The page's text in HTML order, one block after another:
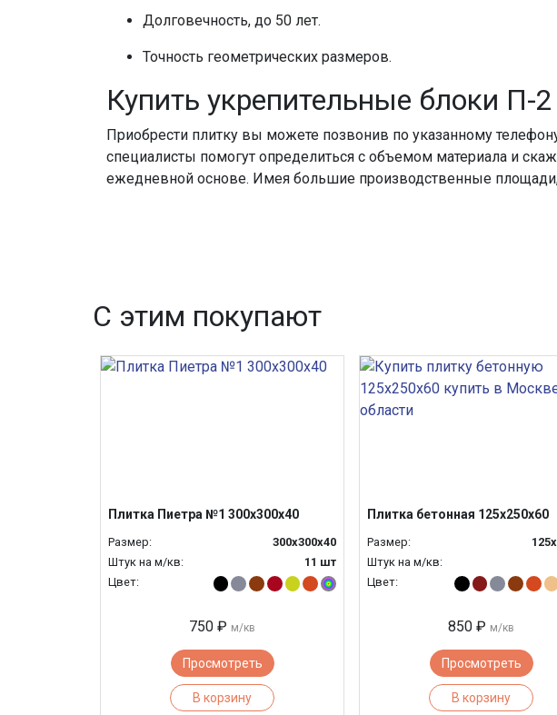
Долговечность, до 50 лет.
Точность геометрических размеров.
Купить укрепительные блоки П-
Приобрести плитку вы можете позвонив по указанному
специалисты помогут определиться с объемом материала и
ежедневной основе. Имея большие производственные площади,
С этим покупают
Плитка Пиетра №1 300х300х40
Размер:
300х300х40
Штук на м/кв:
11 шт
Цвет:
750 ₽ м/кв
Просмотреть
В корзину
Плитка бетонная 125х250х60
Размер:
Штук на м/кв:
Цвет:
850 ₽ м/кв
Просмотреть
В корзину